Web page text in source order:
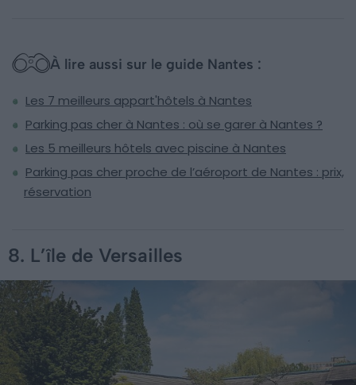
À lire aussi sur le guide Nantes :
Les 7 meilleurs appart'hôtels à Nantes
Parking pas cher à Nantes : où se garer à Nantes ?
Les 5 meilleurs hôtels avec piscine à Nantes
Parking pas cher proche de l’aéroport de Nantes : prix,
réservation
8. L’île de Versailles